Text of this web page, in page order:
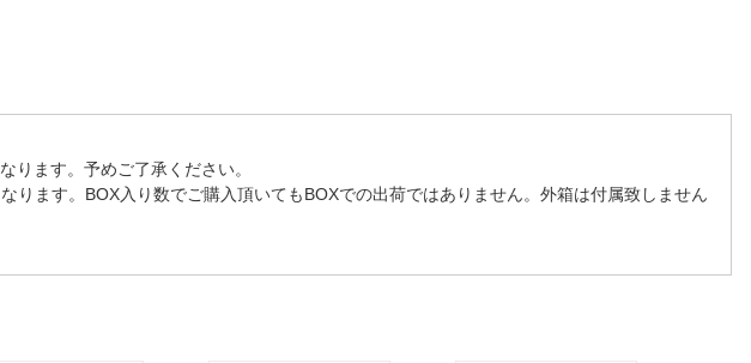
ます。予めご了承ください。
ます。BOX入り数でご購入頂いてもBOXでの出荷ではありません。外箱は付属致しません